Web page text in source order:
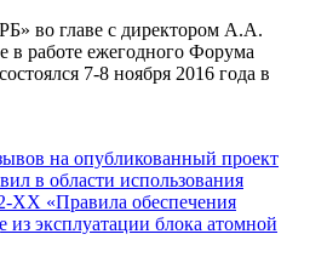
во главе с директором А.А.
в работе ежегодного Форума
7-8 ноября 2016 года в
на опубликованный проект
в области использования
ХХ «Правила обеспечения
из эксплуатации блока атомной